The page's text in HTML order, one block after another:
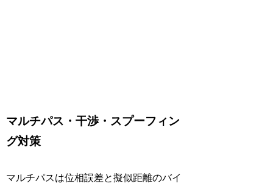
マルチパス・干渉・スプーフィン
グ対策
マルチパスは位相誤差と擬似距離のバイ